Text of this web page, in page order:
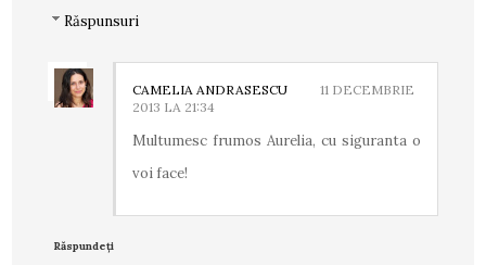
Răspunsuri
CAMELIA ANDRASESCU
11 DECEMBRIE
2013 LA 21:34
Multumesc frumos Aurelia, cu siguranta o
voi face!
Răspundeți